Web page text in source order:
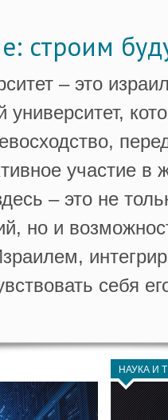
строим
– это
университет,
участие в
– это не
но и
себя
НАУКА И